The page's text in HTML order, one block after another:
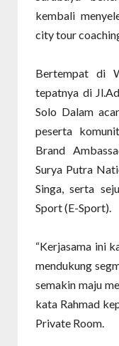
kembali
city tour
Bertempat di
tepatnya di
Solo Dalam
peserta
Brand
Surya Putra
Singa, serta
Sport (E-Sport).
“Kerjasama ini
mendukung
semakin maju
kata Rahmad
Private Room.